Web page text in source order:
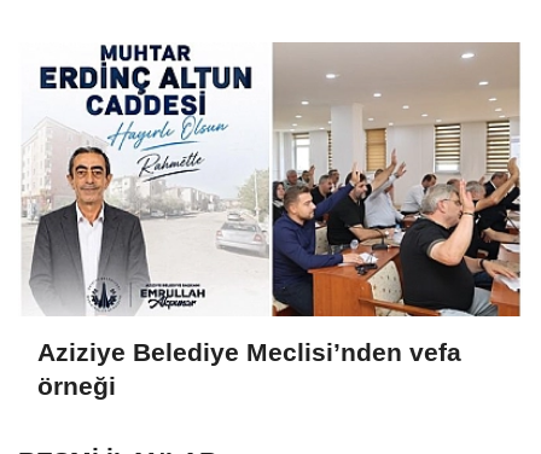
Aziziye Belediye Meclisi’nden vefa
örneği